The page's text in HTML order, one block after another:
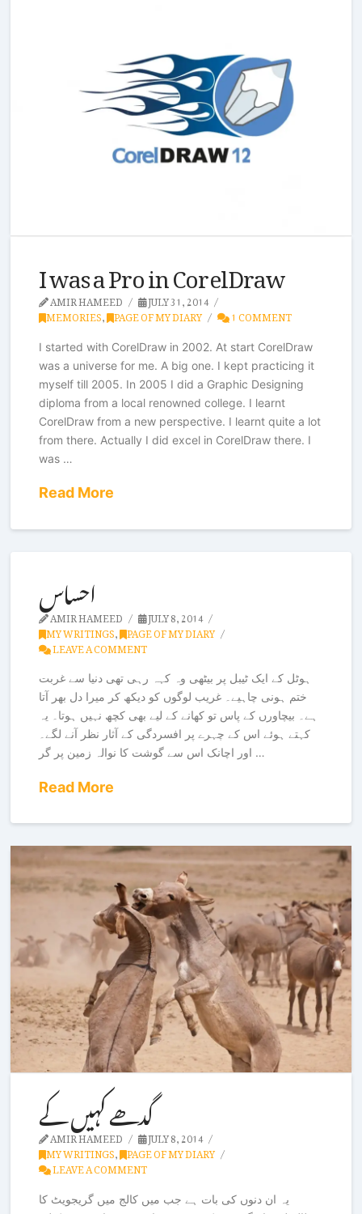
I was a Pro in CorelDraw
AMIR HAMEED JULY 31, 2014
MEMORIES, PAGE OF MY DIARY 1 COMMENT
I started with CorelDraw in 2002. At start CorelDraw
was a universe for me. A big one. I kept practicing it
myself till 2005. In 2005 I did a Graphic Designing
diploma from a local renowned college. I learnt
CorelDraw from a new perspective. I learnt quite a lot
from there. Actually I did excel in CorelDraw there. I
was …
Read More
احساس
AMIR HAMEED JULY 8, 2014
MY WRITINGS, PAGE OF MY DIARY
LEAVE A COMMENT
ہوٹل کے ایک ٹیبل پر بیٹھی وہ کہہ رہی تھی دنیا سے غربت
ختم ہونی چاہیے۔ غریب لوگوں کو دیکھ کر میرا دل بھر آتا
ہے۔ بیچاورں کے پاس تو کھانے کے لیے بھی کچھ نہیں ہوتا۔ یہ
کہتے ہوئے اس کے چہرے پر افسردگی کے آثار نظر آنے لگے۔
اور اچانک اس سے گوشت کا نوالہ زمین پر گر …
Read More
گدھے کہیں کے
AMIR HAMEED JULY 8, 2014
MY WRITINGS, PAGE OF MY DIARY
LEAVE A COMMENT
یہ ان دنوں کی بات ہے جب میں کالج میں گریجویٹ کا